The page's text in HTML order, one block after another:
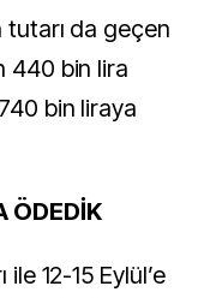
tutarı da geçen
440 bin lira
bin liraya
ÖDEDİK
12-15 Eylül’e